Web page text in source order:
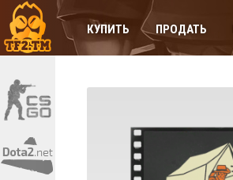
КУПИТЬ ПРОДАТЬ